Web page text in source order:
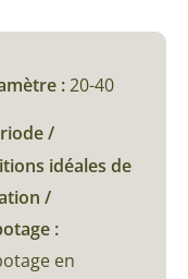
:20-40
/
idéales de
/
:
en